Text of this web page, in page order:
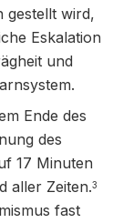
gestellt wird,
Eskalation
und
Ende des
des
17 Minuten
aller Zeiten.3
fast